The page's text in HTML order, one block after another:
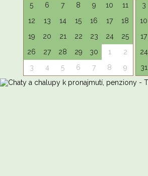
5
6 7 8 9 10
11
12
13 14 15 16 17
18
19
20 21 22 23 24
25
26
27 28 29 30 1
2
3
4 5 6 7 8 9
3
10
17
24
31